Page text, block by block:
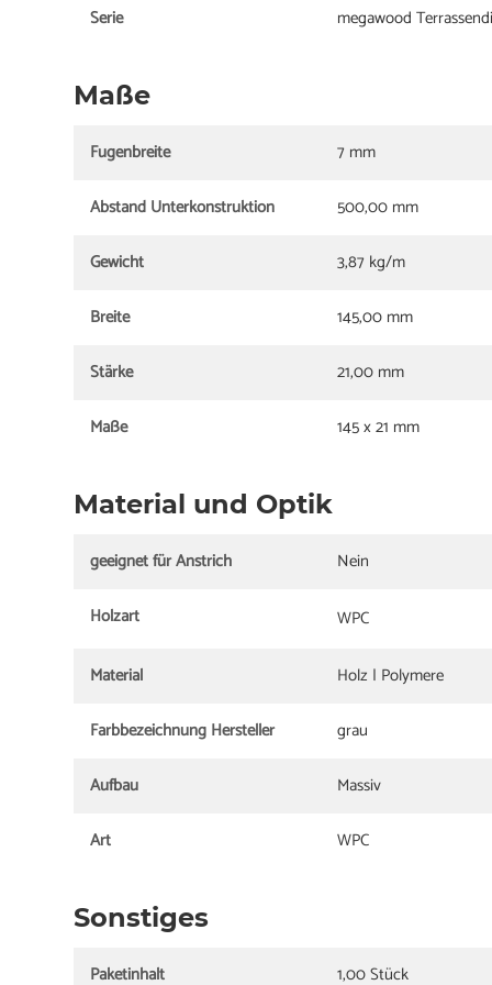
Serie megawood
Maße
Fugenbreite
7 mm
Abstand Unterkonstruktion
500,00 mm
Gewicht
3,87 kg/m
Breite
145,00 mm
Stärke
21,00 mm
Maße
145 x 21 mm
Material und Optik
geeignet für Anstrich
Nein
Holzart
WPC
Material
Holz | Polymere
Farbbezeichnung Hersteller
grau
Aufbau
Massiv
Art
WPC
Sonstiges
Paketinhalt 1,00 Stück